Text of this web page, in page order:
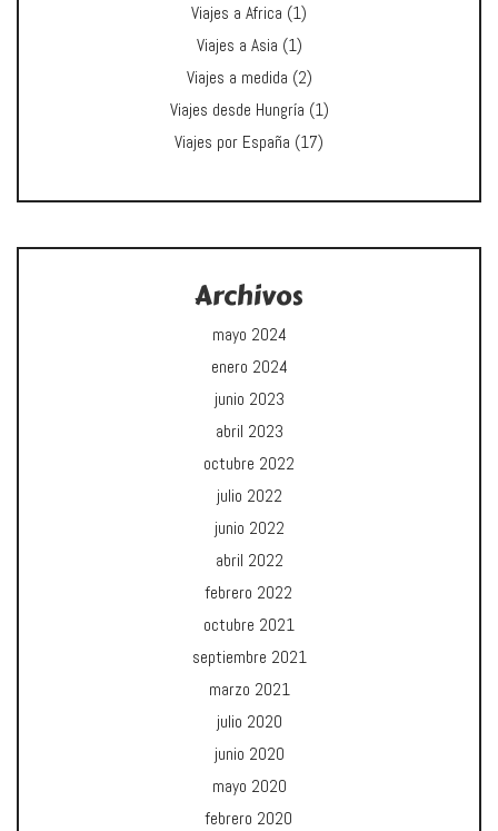
Viajes a Africa (1)
Viajes a Asia (1)
Viajes a medida (2)
Viajes desde Hungría (1)
Viajes por España (17)
Archivos
mayo 2024
enero 2024
junio 2023
abril 2023
octubre 2022
julio 2022
junio 2022
abril 2022
febrero 2022
octubre 2021
septiembre 2021
marzo 2021
julio 2020
junio 2020
mayo 2020
febrero 2020